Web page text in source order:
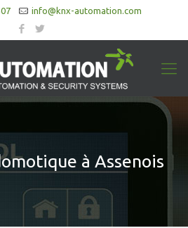
info@knx-automation.com
à Assenois